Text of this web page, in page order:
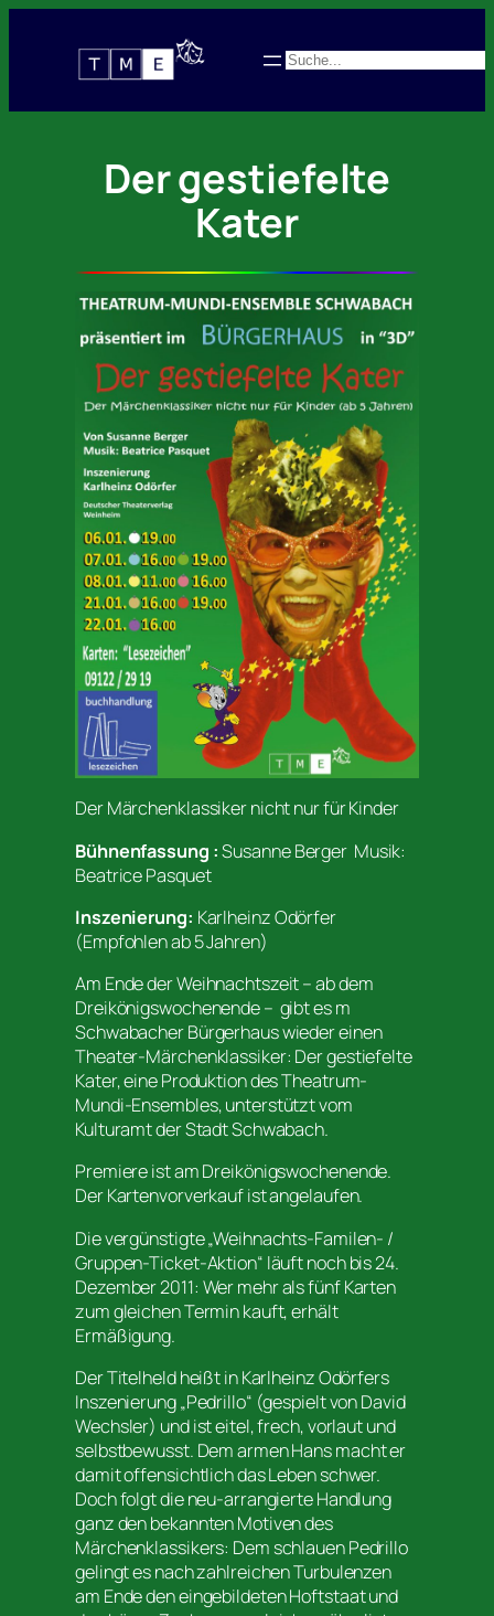
Suchen
Der gestiefelte
Kater
Der Märchenklassiker nicht nur für Kinder
Bühnenfassung :Susanne Berger Musik:
Beatrice Pasquet
Inszenierung: Karlheinz Odörfer
(Empfohlen ab 5 Jahren)
Am Ende der Weihnachtszeit – ab dem
Dreikönigswochenende – gibt es m
Schwabacher Bürgerhaus wieder einen
Theater-Märchenklassiker: Der gestiefelte
Kater, eine Produktion des Theatrum-
Mundi-Ensembles, unterstützt vom
Kulturamt der Stadt Schwabach.
Premiere ist am Dreikönigswochenende.
Der Kartenvorverkauf ist angelaufen.
Die vergünstigte „Weihnachts-Familen- /
Gruppen-Ticket-Aktion“ läuft noch bis 24.
Dezember 2011: Wer mehr als fünf Karten
zum gleichen Termin kauft, erhält
Ermäßigung.
Der Titelheld heißt in Karlheinz Odörfers
Inszenierung „Pedrillo“ (gespielt von David
Wechsler) und ist eitel, frech, vorlaut und
selbstbewusst. Dem armen Hans macht er
damit offensichtlich das Leben schwer.
Doch folgt die neu-arrangierte Handlung
ganz den bekannten Motiven des
Märchenklassikers: Dem schlauen Pedrillo
gelingt es nach zahlreichen Turbulenzen
am Ende den eingebildeten Hoftstaat und